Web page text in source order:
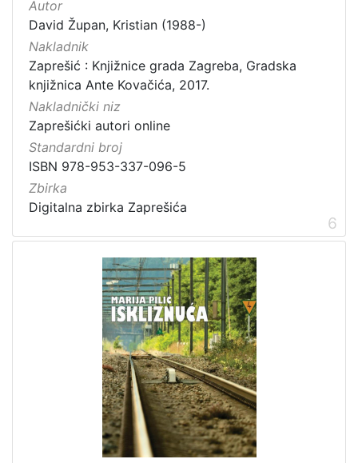
Autor
David Župan, Kristian (1988-)
Nakladnik
Zaprešić : Knjižnice grada Zagreba, Gradska
knjižnica Ante Kovačića, 2017.
Nakladnički niz
Zaprešićki autori online
Standardni broj
ISBN 978-953-337-096-5
Zbirka
Digitalna zbirka Zaprešića
6